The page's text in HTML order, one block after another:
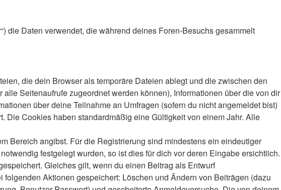
die Daten verwendet, die während deines Foren-Besuchs gesammelt
die dein Browser als temporäre Dateien ablegt und die zwischen den
Seitenaufrufe zugeordnet werden können), Informationen über die von dir
über deine Teilnahme an Umfragen (sofern du nicht angemeldet bist)
Cookies haben standardmäßig eine Gültigkeit von einem Jahr. Alle
Bereich angibst. Für die Registrierung sind mindestens ein eindeutiger
festgelegt wurden, so ist dies für dich vor deren Eingabe ersichtlich.
Gleiches gilt, wenn du einen Beitrag als Entwurf
Aktionen gespeichert: Löschen und Ändern von Beiträgen (dazu